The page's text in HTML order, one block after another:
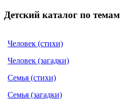
Детский каталог по темам
Человек (стихи)
Человек (загадки)
Семья (стихи)
Семья (загадки)